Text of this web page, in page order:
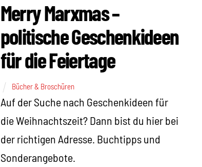
Merry Marxmas –
politische Geschenkideen
für die Feiertage
Bücher & Broschüren
Auf der Suche nach Geschenkideen für
die Weihnachtszeit? Dann bist du hier bei
der richtigen Adresse. Buchtipps und
Sonderangebote.